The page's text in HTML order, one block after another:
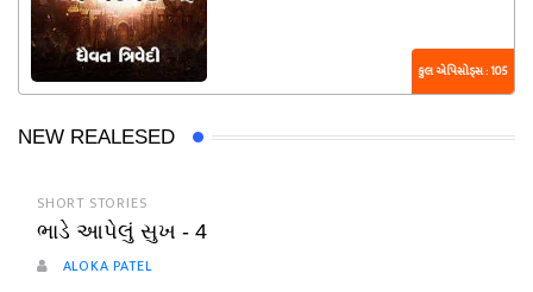
કુલ એપિસોડ્સ : 105
NEW REALESED
SHORT STORIES
ભાડે આપેલું સુખ - 4
ALOKA PATEL